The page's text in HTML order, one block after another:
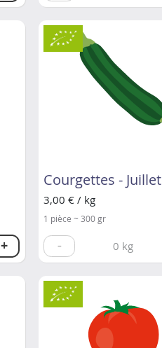
+
Courgettes - Juillet
3,00 € / kg
1 pièce ~ 300 gr
- 0 kg